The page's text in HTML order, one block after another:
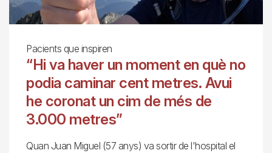
Pacients que inspiren
“Hi va haver un moment en què no
podia caminar cent metres. Avui
he coronat un cim de més de
3.000 metres”
Quan Juan Miguel (57 anys) va sortir de l'hospital el